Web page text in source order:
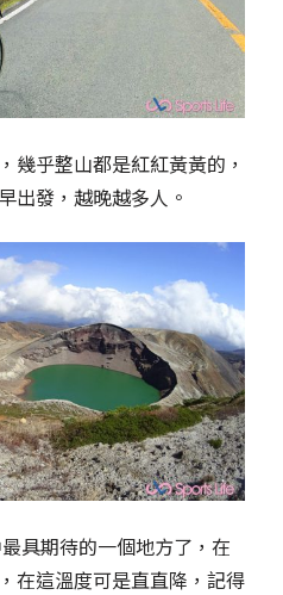
幾乎整山都是紅紅黃黃的，
出發，越晚越多人。
具期待的一個地方了，在
在這溫度可是直直降，記得